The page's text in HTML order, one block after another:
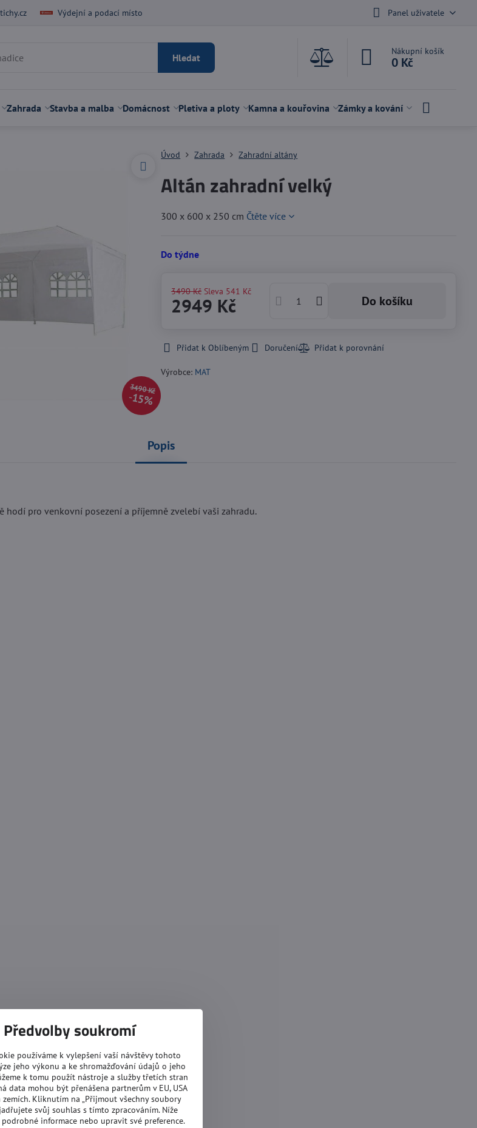
Výdejní a podací místo Panel uživatele
Hledat
Nákupní košík
0 Kč
Zahrada Stavba a malba Domácnost Pletiva a ploty Kamna a kouřovina Zámky a kování
3490 Kč
15%
Úvod Zahrada Zahradní altány
Altán zahradní velký
300 x 600 x 250 cm Čtěte více
Do týdne
3490 Kč Sleva 541 Kč
2949 Kč Do košíku
Přidat k Oblíbeným Doručení
Výrobce: MAT
Popis
hodí pro venkovní posezení a příjemně zvelebí vaši zahradu.
Předvolby soukromí
používáme k vylepšení vaší návštěvy tohoto
jeho výkonu a ke shromažďování údajů o jeho
k tomu použít nástroje a služby třetích stran
data mohou být přenášena partnerům v EU, USA
Kliknutím na „Přijmout všechny soubory
svůj souhlas s tímto zpracováním. Níže
informace nebo upravit své preference.